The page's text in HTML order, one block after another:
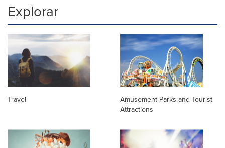
Explorar
Travel
Amusement Parks and Tourist
Attractions